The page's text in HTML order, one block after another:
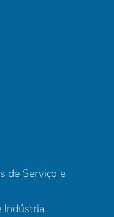
de Serviço e
Indústria